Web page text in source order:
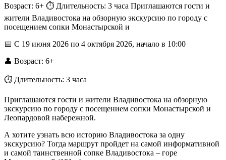
Возраст: 6+ ⏱️ Длительность: 3 часа Приглашаются гости и
жители Владивостока на обзорную экскурсию по городу с
посещением сопки Монастырской и
📅 С 19 июня 2026 по 4 октября 2026, начало в 10:00
👤 Возраст: 6+
⏱️ Длительность: 3 часа
Приглашаются гости и жители Владивостока на обзорную
экскурсию по городу с посещением сопки Монастырской и
Леопардовой набережной.
А хотите узнать всю историю Владивостока за одну
экскурсию? Тогда маршрут пройдет на самой информативной
и самой таинственной сопке Владивостока – горе